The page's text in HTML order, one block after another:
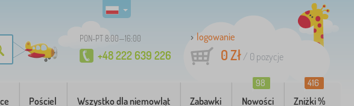
PON-PT 8:00—16:00
+48 222 639 226
logowanie
0 Zł/ 0 pozycje
Pościel Wszystko dla niemowląt Zabawki Nowości
98
Zniżki %
416